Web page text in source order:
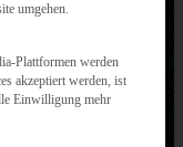
umgehen.
Plattformen werden
akzeptiert werden, ist
Einwilligung mehr